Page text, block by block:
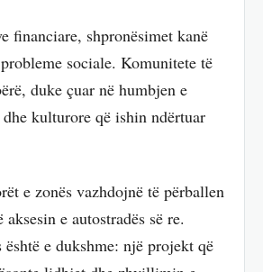
financiare, shpronësimet kanë
sociale. Komunitete të
duke çuar në humbjen e
kulturore që ishin ndërtuar
e zonës vazhdojnë të përballen
e autostradës së re.
e dukshme: një projekt që